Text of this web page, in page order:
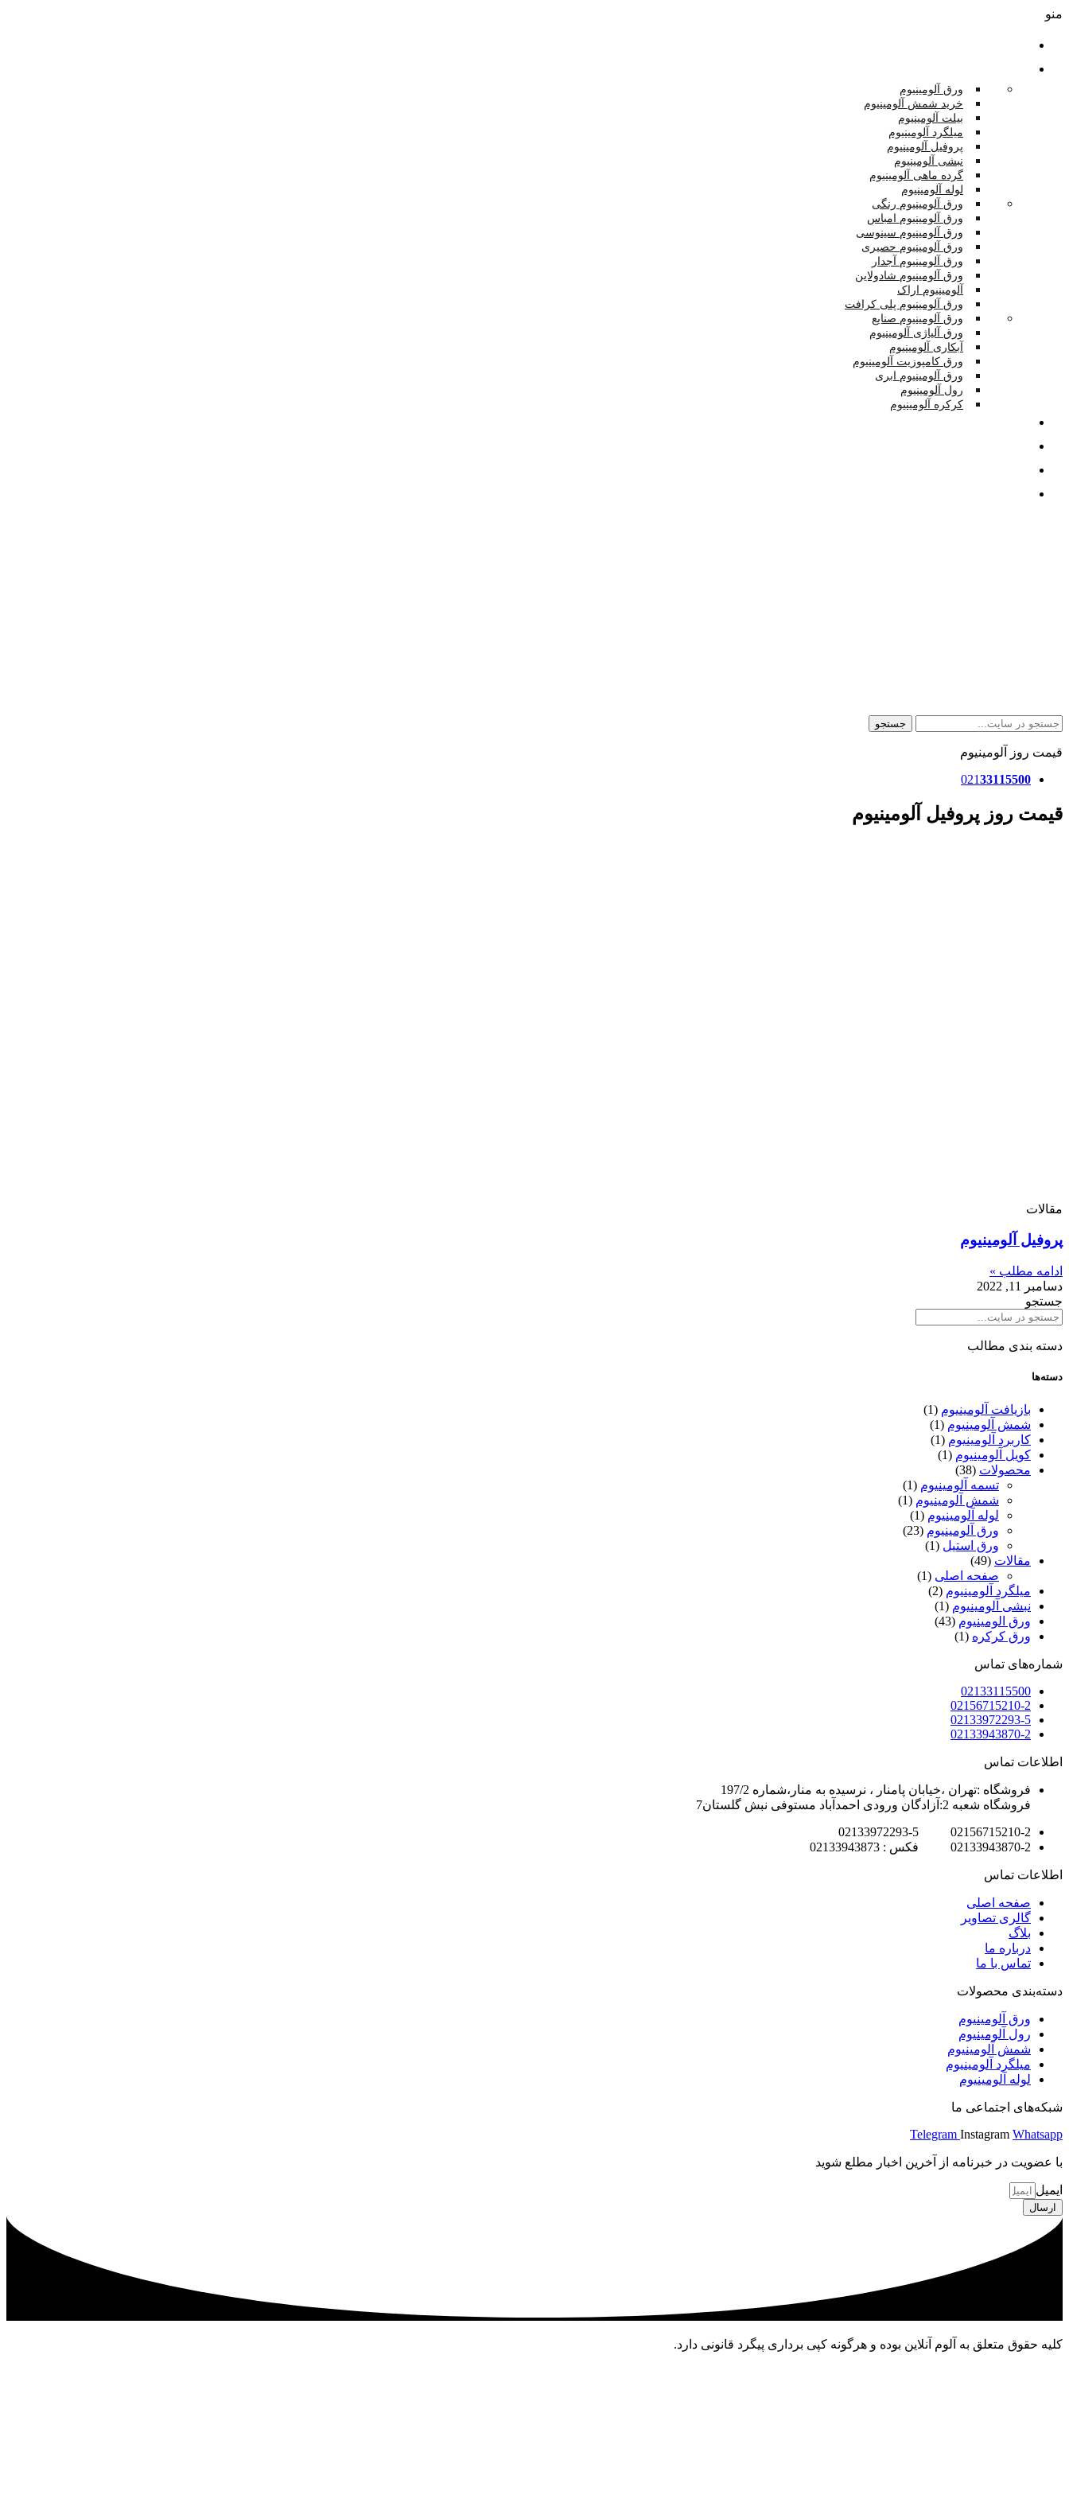
منو
ورق آلومینیوم
خرید شمش آلومینیوم
بیلت آلومینیوم
میلگرد آلومینیوم
پروفیل آلومینیوم
نبشی آلومینیوم
گرده ماهی آلومینیوم
لوله آلومینیوم
ورق آلومینیوم رنگی
ورق آلومینیوم امباس
ورق آلومینیوم سینوسی
ورق آلومینیوم حصیری
ورق آلومینیوم آجدار
ورق آلومینیوم شادولاین
آلومینیوم اراک
ورق آلومینیوم پلی کرافت
ورق آلومینیوم صنایع
ورق آلیاژی آلومینیوم
آبکاری آلومینیوم
ورق کامپوزیت آلومینیوم
ورق آلومینیوم ابری
رول آلومینیوم
کرکره آلومینیوم
جستجو
قیمت روز آلومینیوم
02133115500
قیمت روز پروفیل آلومینیوم
مقالات
پروفیل آلومینیوم
ادامه مطلب »
دسامبر 11, 2022
جستجو
دسته بندی مطالب
دسته‌ها
بازیافت آلومینیوم (1)
شمش آلومینیوم (1)
کاربرد آلومینیوم (1)
کویل آلومینیوم (1)
محصولات (38)
تسمه آلومینیوم (1)
شمش آلومینیوم (1)
لوله آلومینیوم (1)
ورق آلومینیوم (23)
ورق استیل (1)
مقالات (49)
صفحه اصلی (1)
میلگرد آلومینیوم (2)
نبشی آلومینیوم (1)
ورق الومینیوم (43)
ورق کرکره (1)
شماره‌های تماس
02133115500
02156715210-2
02133972293-5
02133943870-2
اطلاعات تماس
فروشگاه :تهران ،خیابان پامنار ، نرسیده به منار،شماره 197/2
فروشگاه شعبه 2:آزادگان ورودی احمدآباد مستوفی نبش گلستان7
02156715210-2 02133972293-5
02133943870-2 فکس : 02133943873
اطلاعات تماس
صفحه اصلی
گالری تصاویر
بلاگ
درباره ما
تماس با ما
دسته‌بندی محصولات
ورق آلومینیوم
رول آلومینیوم
شمش آلومینیوم
میلگرد آلومینیوم
لوله آلومینیوم
شبکه‌های اجتماعی ما
Telegram Instagram Whatsapp
با عضویت در خبرنامه از آخرین اخبار مطلع شوید
ایمیل
ارسال
کلیه حقوق متعلق به آلوم آنلاین بوده و هرگونه کپی برداری پیگرد قانونی دارد.